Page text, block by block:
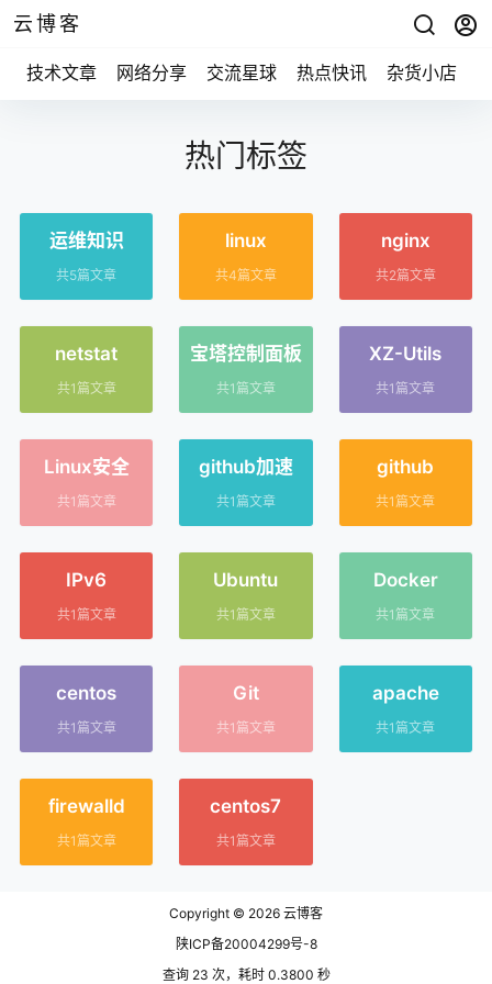
云博客
技术文章 网络分享 交流星球 热点快讯 杂货小店
热门标签
运维知识
共5篇文章
linux
共4篇文章
nginx
共2篇文章
netstat
共1篇文章
宝塔控制面板
共1篇文章
XZ-Utils
共1篇文章
Linux安全
共1篇文章
github加速
共1篇文章
github
共1篇文章
IPv6
共1篇文章
Ubuntu
共1篇文章
Docker
共1篇文章
centos
共1篇文章
Git
共1篇文章
apache
共1篇文章
firewalld
共1篇文章
centos7
共1篇文章
Copyright © 2026 云博客
陕ICP备20004299号-8
查询 23 次，耗时 0.3800 秒